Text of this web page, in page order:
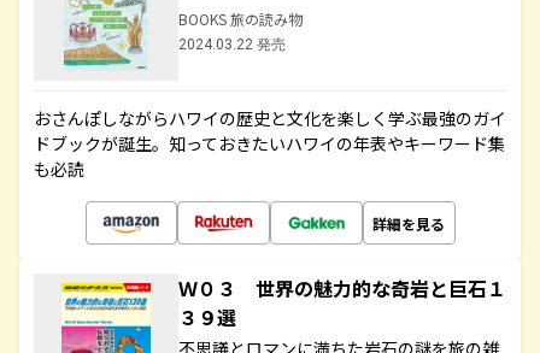
BOOKS 旅の読み物
2024.03.22 発売
おさんぽしながらハワイの歴史と文化を楽しく学ぶ最強のガイ
ドブックが誕生。知っておきたいハワイの年表やキーワード集
も必読
詳細を見る
Ｗ０３ 世界の魅力的な奇岩と巨石１
３９選
不思議とロマンに満ちた岩石の謎を旅の雑